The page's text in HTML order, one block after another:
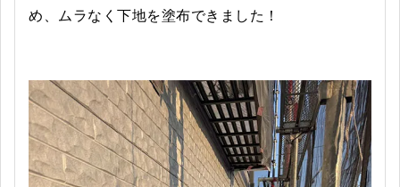
め、ムラなく下地を塗布できました！